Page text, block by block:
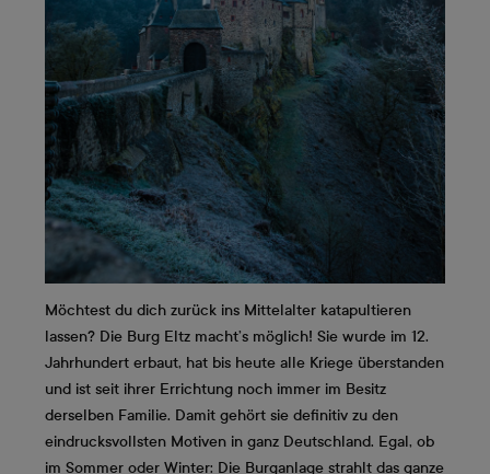
Möchtest du dich zurück ins Mittelalter katapultieren
lassen? Die Burg Eltz macht’s möglich! Sie wurde im 12.
Jahrhundert erbaut, hat bis heute alle Kriege überstanden
und ist seit ihrer Errichtung noch immer im Besitz
derselben Familie. Damit gehört sie definitiv zu den
eindrucksvollsten Motiven in ganz Deutschland. Egal, ob
im Sommer oder Winter: Die Burganlage strahlt das ganze